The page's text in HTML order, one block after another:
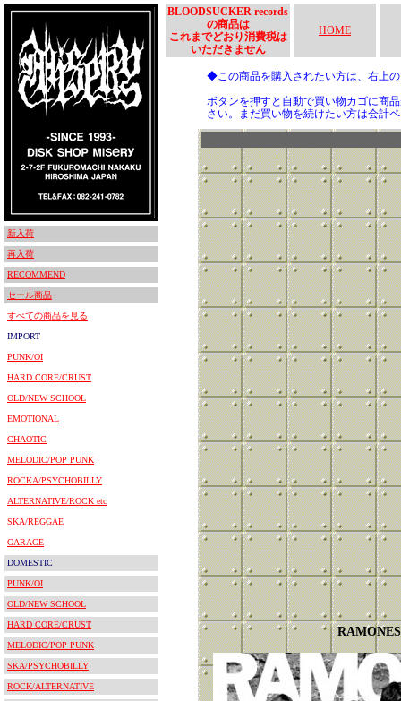
新入荷
再入荷
RECOMMEND
セール商品
すべての商品を見る
IMPORT
PUNK/OI
HARD CORE/CRUST
OLD/NEW SCHOOL
EMOTIONAL
CHAOTIC
MELODIC/POP PUNK
ROCKA/PSYCHOBILLY
ALTERNATIVE/ROCK etc
SKA/REGGAE
GARAGE
DOMESTIC
PUNK/OI
OLD/NEW SCHOOL
HARD CORE/CRUST
MELODIC/POP PUNK
SKA/PSYCHOBILLY
ROCK/ALTERNATIVE
BLOODSUCKER records
の商品は
これまでどおり消費税は
いただきません
HOME
◆この商品を購入されたい方は、右上
ボタンを押すと自動で買い物カゴに商
さい。まだ買い物を続けたい方は会計
RAMONES